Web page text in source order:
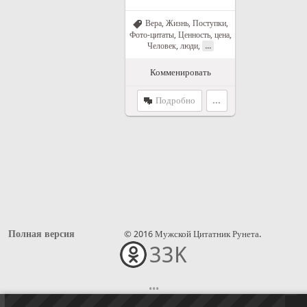
Вера, Жизнь, Поступки,
Фото-цитаты, Ценность, цена,
Человек, люди, ...
Комменировать
Подробно ...
Полная версия © 2016 Мужской Цитатник Рунета.
33K
•••